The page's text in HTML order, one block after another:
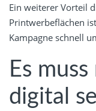
Ein weiterer Vorteil
Printwerbeflächen
Kampagne schnell
Es
digital